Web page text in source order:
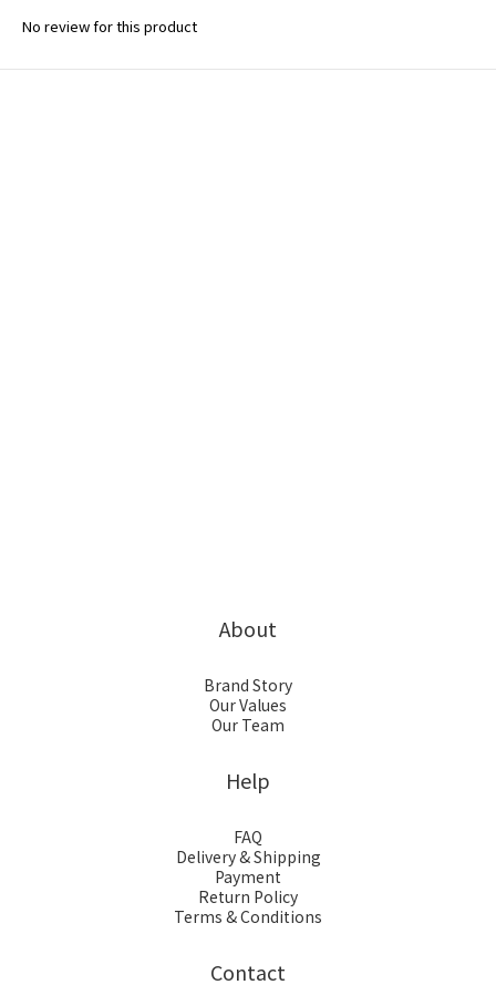
No review for this product
About
Brand Story
Our Values
Our Team
Help
FAQ
Delivery & Shipping
Payment
Return Policy
Terms & Conditions
Contact